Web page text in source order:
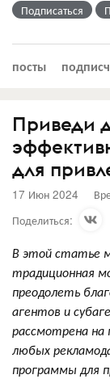
Подписаться
посты
Приведи
для
17 Июн 2024
Поделиться:
В этой статье
традиционная
преодолеть
агентов и
рассмотрена на
любых
программы для